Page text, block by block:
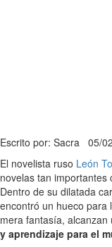
Escrito por: Sacra 05/
El novelista ruso León
novelas tan importantes
Dentro de su dilatada
encontró un hueco para
mera fantasía,
y aprendizaje para el